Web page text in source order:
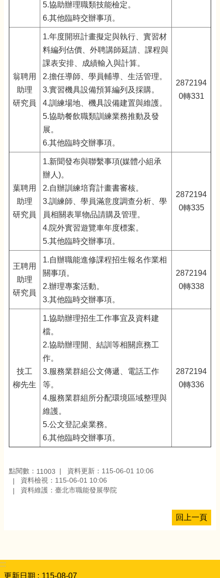
5.協助辦理職類技能檢定。
6.其他臨時交辦事項。
翁聘用
助理
研究員
1.年度開班計畫擬定與執行、實習材
料編列估價、外聘講師延請、課程與
課表安排、成績輸入與計算。
2.擔任導師、學員輔導、生活管理。
3.實習機具設備預算編列及採購。
4.訓練場地、機具設備建置與維護。
5.協助餐飲職類訓練業務推動及發
展。
6.其他臨時交辦事項。
2872194
0轉331
葉聘用
助理
研究員
1.新聞發布與聯繫事項(媒體小組承
辦人)。
2.自辦訓練培育計畫書審核。
3.訓練師、學員滿意度調查分析、學
員相關表單物品請購及管理。
4.院外實習遊覽車年度標案。
5.其他臨時交辦事項。
2872194
0轉335
王聘用
助理
研究員
1.自辦職能進修課程招生報名作業相
關事項。
2.辦理專案活動。
3.其他臨時交辦事項。
2872194
0轉338
技工
柳先生
1.協助辦理招生工作事宜及資料建
檔。
2.協助辦理開、結訓等相關庶務工
作。
3.服務業群組公文傳遞、電話工作
等。
4.服務業群組所分配環境區域整理與
維護。
5.公文登記桌業務。
6.其他臨時交辦事項。
2872194
0轉336
點閱數： 11003
資料更新：115-06-01 10:06
資料檢視：115-06-01 10:06
資料維護：臺北市職能發展學院
回上一頁
:::
更新日期
115-08-07